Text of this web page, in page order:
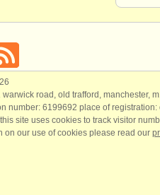
warwick road, old trafford, manchester,
number: ​6199692 place of
site uses cookies to track visitor
on our use of cookies please read our